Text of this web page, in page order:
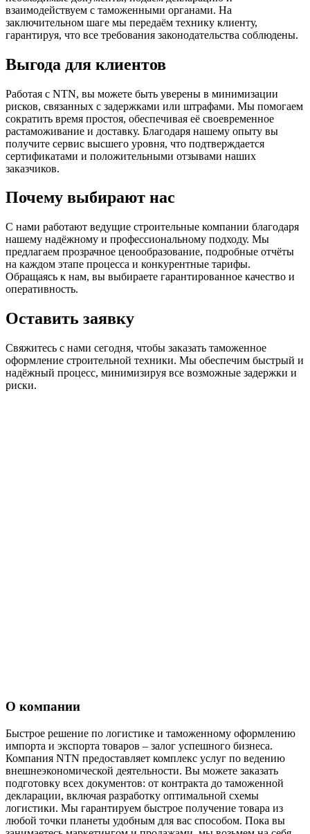
взаимодействуем с таможенными органами. На
заключительном шаге мы передаём технику клиенту,
гарантируя, что все требования законодательства соблюдены.
Выгода для клиентов
Работая с NTN, вы можете быть уверены в минимизации
рисков, связанных с задержками или штрафами. Мы помогаем
сократить время простоя, обеспечивая её своевременное
растаможивание и доставку. Благодаря нашему опыту вы
получите сервис высшего уровня, что подтверждается
сертификатами и положительными отзывами наших
заказчиков.
Почему выбирают нас
С нами работают ведущие строительные компании благодаря
нашему надёжному и профессиональному подходу. Мы
предлагаем прозрачное ценообразование, подробные отчёты
на каждом этапе процесса и конкурентные тарифы.
Обращаясь к нам, вы выбираете гарантированное качество и
оперативность.
Оставить заявку
Свяжитесь с нами сегодня, чтобы заказать таможенное
оформление строительной техники. Мы обеспечим быстрый и
надёжный процесс, минимизируя все возможные задержки и
риски.
О компании
Быстрое решение по логистике и таможенному оформлению
импорта и экспорта товаров – залог успешного бизнеса.
Компания NTN предоставляет комплекс услуг по ведению
внешнеэкономической деятельности. Вы можете заказать
подготовку всех документов: от контракта до таможенной
декларации, включая разработку оптимальной схемы
логистики. Мы гарантируем быстрое получение товара из
любой точки планеты удобным для вас способом. Пока вы